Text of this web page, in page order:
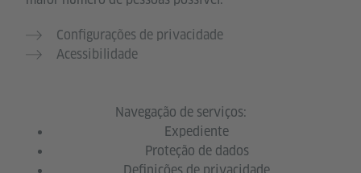
Configurações de privacidade
Acessibilidade
Navegação de serviços:
Expediente
Proteção de dados